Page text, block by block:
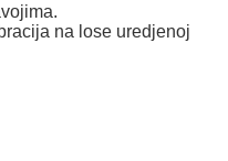
na lose uredjenoj